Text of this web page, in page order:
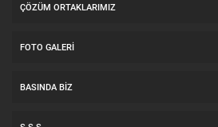
ÇÖZÜM ORTAKLARIMIZ
FOTO GALERI
BASINDA BIZ